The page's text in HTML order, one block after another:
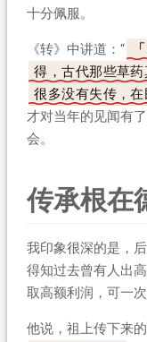
十分佩服。
《转》中讲道：“
得，古代那些草
很多没有失传，
才对当年的见闻有
会。
传承根在
我印象很深的是，
得知过去曾有人出
取高额利润，可一
他说，祖上传下来